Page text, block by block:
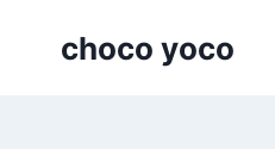
choco yoco